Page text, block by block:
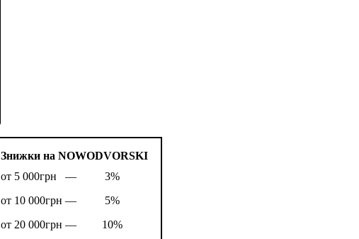
Знижки на NOWODVORSKI
от 5 000грн —
3%
от 10 000грн —
5%
от 20 000грн —
10%